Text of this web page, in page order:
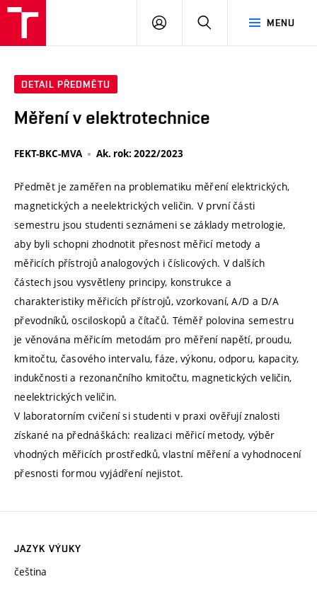
MENU
PŘIHLÁSIT
DETAIL PŘEDMĚTU
Měření v elektrotechnice
FEKT-BKC-MVA Ak. rok: 2022/2023
Předmět je zaměřen na problematiku měření elektrických,
magnetických a neelektrických veličin. V první části
semestru jsou studenti seznámeni se základy metrologie,
aby byli schopni zhodnotit přesnost měřicí metody a
měřicích přístrojů analogových i číslicových. V dalších
částech jsou vysvětleny principy, konstrukce a
charakteristiky měřicích přístrojů, vzorkovaní, A/D a D/A
převodníků, osciloskopů a čítačů. Téměř polovina semestru
je věnována měřicím metodám pro měření napětí, proudu,
kmitočtu, časového intervalu, fáze, výkonu, odporu, kapacity,
indukčnosti a rezonančního kmitočtu, magnetických veličin,
neelektrických veličin.
V laboratorním cvičení si studenti v praxi ověřují znalosti
získané na přednáškách: realizaci měřicí metody, výběr
vhodných měřicích prostředků, vlastní měření a vyhodnocení
přesnosti formou vyjádření nejistot.
JAZYK VÝUKY
čeština